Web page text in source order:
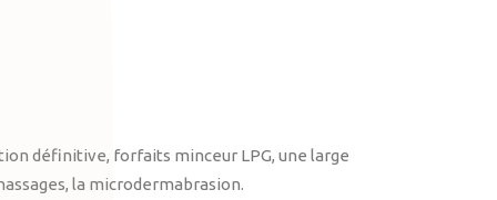
définitive, forfaits minceur LPG, une large
la microdermabrasion.